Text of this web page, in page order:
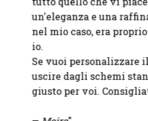
un'eleganza e una
nel mio caso, era
io.
Se vuoi personalizzare
uscire dagli schemi
giusto per voi.